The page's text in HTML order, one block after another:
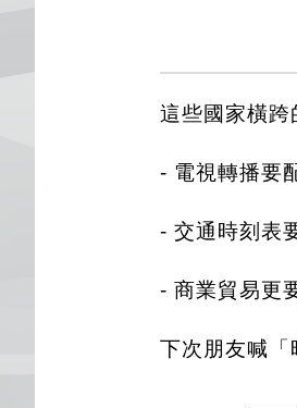
這些國家橫跨
- 電視轉播要
- 交通時刻表
- 商業貿易更
下次朋友喊「